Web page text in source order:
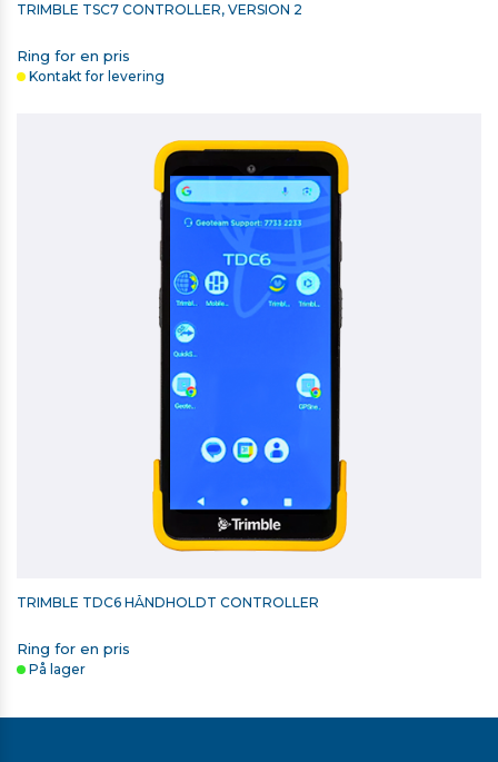
RETROMÆRKE 40MM X 40MM
11,00 kr. ekskl. moms
TRIMBLE TSC7 CONTROLLER, VERSION 2
Ring for en pris
Kontakt for levering
TRIMBLE TDC6 HÅNDHOLDT CONTROLLER
Ring for en pris
På lager